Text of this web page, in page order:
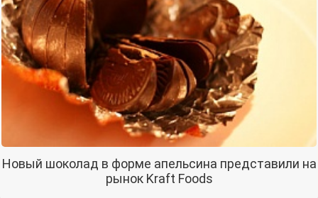
Новый шоколад в форме апельсина представили на
рынок Kraft Foods